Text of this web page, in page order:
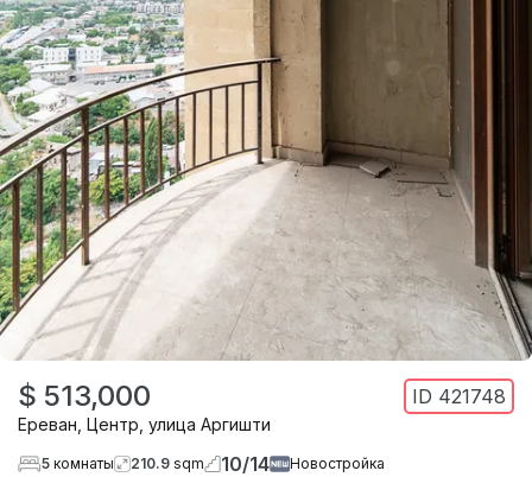
$ 513,000 ID 421748
Ереван Центр улица Аргишти
5 комнаты 210.9 sqm 10/14 Новостройка